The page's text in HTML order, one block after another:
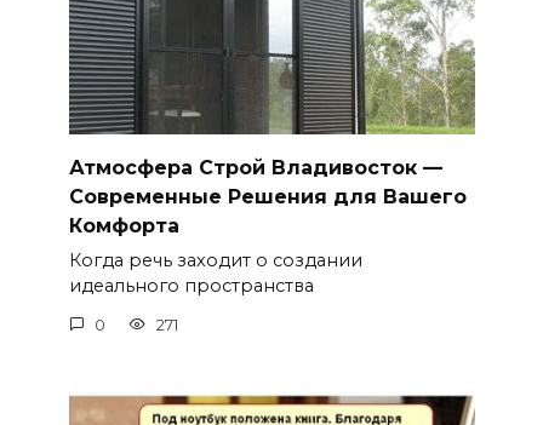
Атмосфера Строй Владивосток —
Современные Решения для Вашего
Комфорта
Когда речь заходит о создании
идеального пространства
0 271